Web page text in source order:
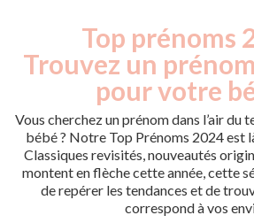
Top prénoms
Trouvez un
pour votre
Vous cherchez un prénom dans l’air
bébé ? Notre Top Prénoms 2024 est
Classiques revisités, nouveautés
montent en flèche cette année, cette
de repérer les tendances et de
correspond à vos